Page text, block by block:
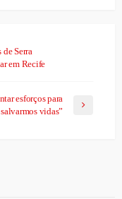
Serra
em Recife
esforços para
salvarmos vidas”